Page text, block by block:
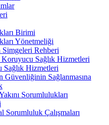
Birimi
Yönetmeliği
Simgeleri Rehberi
Sağlık Hizmetleri
Sağlık Hizmetleri
Güvenliğinin Sağlanmasına
Sorumlulukları
Sorumluluk Çalışmaları